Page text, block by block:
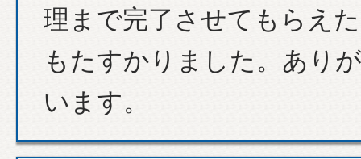
理まで完了させてもらえ
もたすかりました。あり
います。